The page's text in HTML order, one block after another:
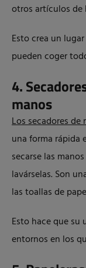
otros artículos de
Esto crea un
pueden coger
4.
manos
Los secadores de
una forma rápida
secarse las
lavárselas. Son
las toallas de
Esto hace que su
entornos en los